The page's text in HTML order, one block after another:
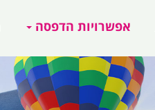
אפשרויות הדפסה